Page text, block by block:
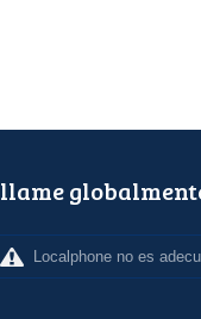
llame
Localphone no es